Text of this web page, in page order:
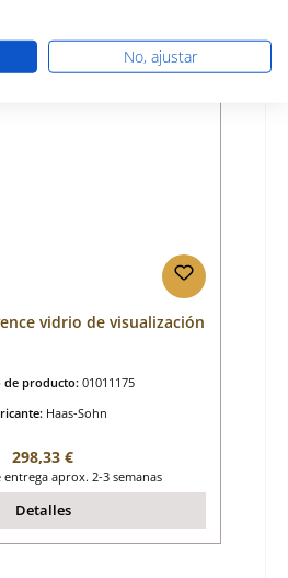
vidrio de visualización
de producto: 01011175
Haas-Sohn
Precio normal:
298,33 €
aprox. 2-3 semanas
Detalles
No, ajustar